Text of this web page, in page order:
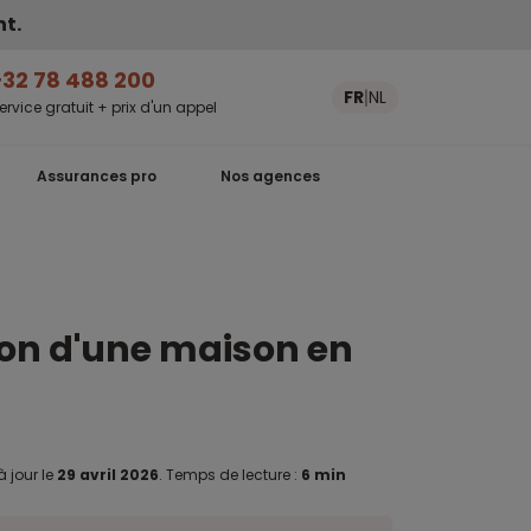
78 488 200
gratuit + prix d'un appel FR NL
Assurances pro Nos agences
jour le 29 avril 2026. Temps de lecture : 6 min